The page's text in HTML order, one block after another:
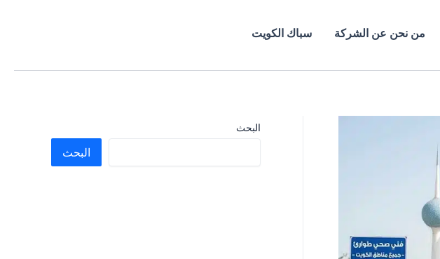
من نحن عن الشركة
سباك الكويت
البحث
البحث